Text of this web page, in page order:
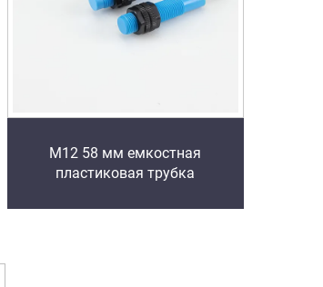
M12 58 мм емкостная
пластиковая трубка